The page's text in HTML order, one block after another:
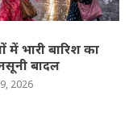
भारी बारिश का
बादल
2026